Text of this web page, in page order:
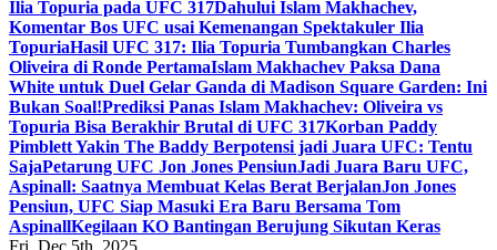
Ilia Topuria pada UFC 317Dahului Islam Makhachev,
Komentar Bos UFC usai Kemenangan Spektakuler Ilia
TopuriaHasil UFC 317: Ilia Topuria Tumbangkan Charles
Oliveira di Ronde PertamaIslam Makhachev Paksa Dana
White untuk Duel Gelar Ganda di Madison Square Garden: Ini
Bukan Soal!Prediksi Panas Islam Makhachev: Oliveira vs
Topuria Bisa Berakhir Brutal di UFC 317Korban Paddy
Pimblett Yakin The Baddy Berpotensi jadi Juara UFC: Tentu
SajaPetarung UFC Jon Jones PensiunJadi Juara Baru UFC,
Aspinall: Saatnya Membuat Kelas Berat BerjalanJon Jones
Pensiun, UFC Siap Masuki Era Baru Bersama Tom
AspinallKegilaan KO Bantingan Berujung Sikutan Keras
Fri. Dec 5th, 2025